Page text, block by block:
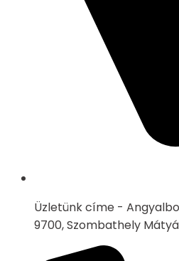
Üzletünk címe -
9700, Szombathely